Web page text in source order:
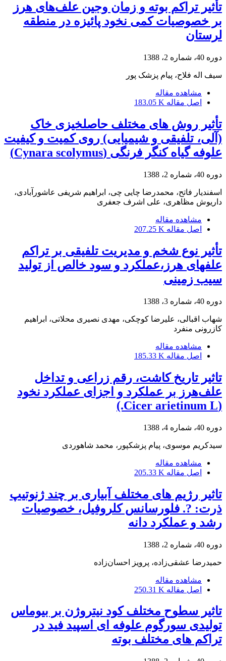
تأثیر تراکم بوته و زمان وجین علف‌های هرز
بر خصوصیات کمی نخود پائیزه در منطقه
لرستان
دوره 40، شماره 2، 1388
سیف اله فلاح، پیام پزشک پور
مشاهده مقاله
اصل مقاله 183.05 K
تأثیر روش های مختلف حاصلخیزی خاک
(آلی، تلفیقی و شیمیایی) روی کمیت و کیفیت
علوفه گیاه کنگر فرنگی (Cynara scolymus)
دوره 40، شماره 2، 1388
اسفندیار فاتح، محمدرضا چایی چی، ابراهیم شریفی عاشورآبادی،
داریوش مظاهری، علی اشرف جعفری
مشاهده مقاله
اصل مقاله 207.25 K
تأثیر نوع شخم و مدیریت تلفیقی بر تراکم
علفهای هرز،عملکرد و سود خالص از تولید
سیب زمینی
دوره 40، شماره 3، 1388
شهاب اقبالی، علیرضا کوچکی، مهدی نصیری محلاتی، ابراهیم
کازرونی منفرد
مشاهده مقاله
اصل مقاله 185.33 K
تاثیر تاریخ کاشت، رقم زراعی و تداخل
علف‌هرز بر عملکرد و اجزای عملکرد نخود
(Cicer arietinum L.)
دوره 40، شماره 4، 1388
سیدکریم موسوی، پیام پزشکپور، محمد شاهوردی
مشاهده مقاله
اصل مقاله 205.33 K
تاثیر رژیم های مختلف آبیاری بر چند ژنوتیپ
ذرت: ?. فلورسانس کلروفیل، خصوصیات
رشد و عملکرد دانه
دوره 40، شماره 2، 1388
حمیدرضا عشقی‌زاده، پرویز احسان‌زاده
مشاهده مقاله
اصل مقاله 250.31 K
تاثیر سطوح مختلف کود نیتروژن بر بیوماس
تولیدی سورگوم علوفه ای اسپید فید در
تراکم های مختلف بوته